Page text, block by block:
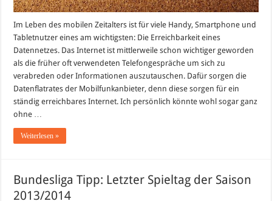
Im Leben des mobilen Zeitalters ist für viele Handy, Smartphone und
Tabletnutzer eines am wichtigsten: Die Erreichbarkeit eines
Datennetzes. Das Internet ist mittlerweile schon wichtiger geworden
als die früher oft verwendeten Telefongespräche um sich zu
verabreden oder Informationen auszutauschen. Dafür sorgen die
Datenflatrates der Mobilfunkanbieter, denn diese sorgen für ein
ständig erreichbares Internet. Ich persönlich könnte wohl sogar ganz
ohne …
Weiterlesen »
Bundesliga Tipp: Letzter Spieltag der Saison
2013/2014